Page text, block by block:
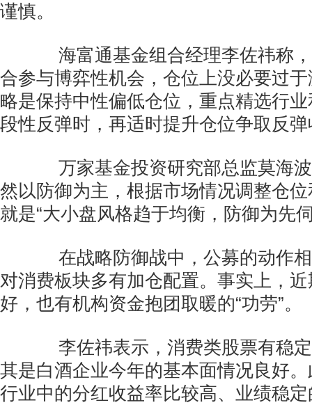
谨慎。
海富通基金组合经理李佐祎称，
合参与博弈性机会，仓位上没必要过
略是保持中性偏低仓位，重点精选行
段性反弹时，再适时提升仓位争取反弹
万家基金投资研究部总监莫海波
然以防御为主，根据市场情况调整仓
就是“大小盘风格趋于均衡，防御为先
在战略防御战中，公募的动作相
对消费板块多有加仓配置。事实上，
好，也有机构资金抱团取暖的“功劳”。
李佐祎表示，消费类股票有稳定
其是白酒企业今年的基本面情况良好
行业中的分红收益率比较高、业绩稳